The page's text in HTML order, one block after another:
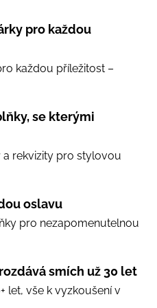
pro každou
každou příležitost –
se kterými
rekvizity pro stylovou
oslavu
pro nezapomenutelnou
smích už 30 let
let, vše k vyzkoušení v